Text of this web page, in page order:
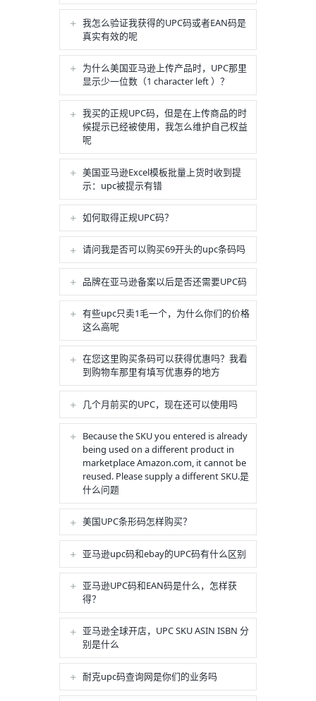
我怎么验证我获得的UPC码或者EAN码是
真实有效的呢
为什么美国亚马逊上传产品时，UPC那里
显示少一位数（1 character left ）？
我买的正规UPC码，但是在上传商品的时
候提示已经被使用，我怎么维护自己权益
呢
美国亚马逊Excel模板批量上货时收到提
示：upc被提示有错
如何取得正规UPC码？
请问我是否可以购买69开头的upc条码吗
品牌在亚马逊备案以后是否还需要UPC码
有些upc只卖1毛一个，为什么你们的价格
这么高呢
在您这里购买条码可以获得优惠吗？我看
到购物车那里有填写优惠券的地方
几个月前买的UPC，现在还可以使用吗
Because the SKU you entered is already
being used on a different product in
marketplace Amazon.com, it cannot be
reused. Please supply a different SKU.是
什么问题
美国UPC条形码怎样购买？
亚马逊upc码和ebay的UPC码有什么区别
亚马逊UPC码和EAN码是什么，怎样获
得？
亚马逊全球开店，UPC SKU ASIN ISBN 分
别是什么
耐克upc码查询网是你们的业务吗